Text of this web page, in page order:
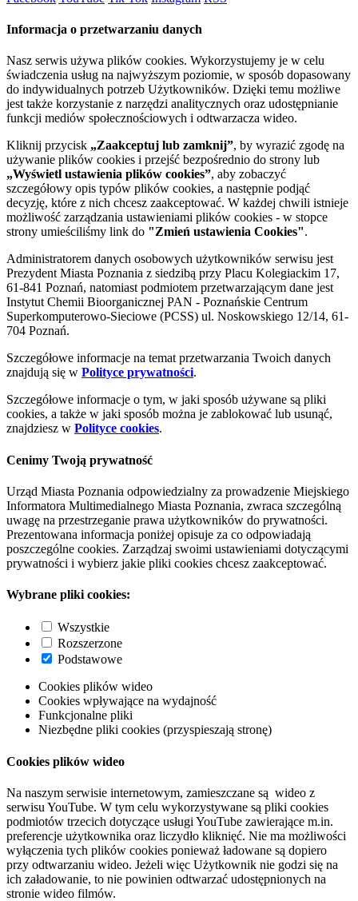
Informacja o przetwarzaniu danych
Nasz serwis używa plików cookies. Wykorzystujemy je w celu
świadczenia usług na najwyższym poziomie, w sposób dopasowany
do indywidualnych potrzeb Użytkowników. Dzięki temu możliwe
jest także korzystanie z narzędzi analitycznych oraz udostępnianie
funkcji mediów społecznościowych i odtwarzacza wideo.
Kliknij przycisk „Zaakceptuj lub zamknij”, by wyrazić zgodę na
używanie plików cookies i przejść bezpośrednio do strony lub
„Wyświetl ustawienia plików cookies”, aby zobaczyć
szczegółowy opis typów plików cookies, a następnie podjąć
decyzję, które z nich chcesz zaakceptować. W każdej chwili istnieje
możliwość zarządzania ustawieniami plików cookies - w stopce
strony umieściliśmy link do "Zmień ustawienia Cookies".
Administratorem danych osobowych użytkowników serwisu jest
Prezydent Miasta Poznania z siedzibą przy Placu Kolegiackim 17,
61-841 Poznań, natomiast podmiotem przetwarzającym dane jest
Instytut Chemii Bioorganicznej PAN - Poznańskie Centrum
Superkomputerowo-Sieciowe (PCSS) ul. Noskowskiego 12/14, 61-
704 Poznań.
Szczegółowe informacje na temat przetwarzania Twoich danych
znajdują się w Polityce prywatności.
Szczegółowe informacje o tym, w jaki sposób używane są pliki
cookies, a także w jaki sposób można je zablokować lub usunąć,
znajdziesz w Polityce cookies.
Cenimy Twoją prywatność
Urząd Miasta Poznania odpowiedzialny za prowadzenie Miejskiego
Informatora Multimedialnego Miasta Poznania, zwraca szczególną
uwagę na przestrzeganie prawa użytkowników do prywatności.
Prezentowana informacja poniżej opisuje za co odpowiadają
poszczególne cookies. Zarządzaj swoimi ustawieniami dotyczącymi
prywatności i wybierz jakie pliki cookies chcesz zaakceptować.
Wybrane pliki cookies:
Wszystkie
Rozszerzone
Podstawowe
Cookies plików wideo
Cookies wpływające na wydajność
Funkcjonalne pliki
Niezbędne pliki cookies (przyspieszają stronę)
Cookies plików wideo
Na naszym serwisie internetowym, zamieszczane są wideo z
serwisu YouTube. W tym celu wykorzystywane są pliki cookies
podmiotów trzecich dotyczące usługi YouTube zawierające m.in.
preferencje użytkownika oraz liczydło kliknięć. Nie ma możliwości
wyłączenia tych plików cookies ponieważ ładowane są dopiero
przy odtwarzaniu wideo. Jeżeli więc Użytkownik nie godzi się na
ich załadowanie, to nie powinien odtwarzać udostępnionych na
stronie wideo filmów.